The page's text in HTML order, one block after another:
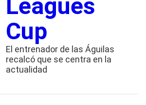
Leagues
Cup
El entrenador de las Águilas
recalcó que se centra en la
actualidad